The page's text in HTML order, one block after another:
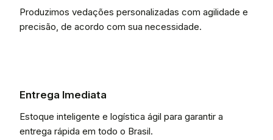
Produzimos vedações personalizadas com agilidade e
precisão, de acordo com sua necessidade.
Entrega Imediata
Estoque inteligente e logística ágil para garantir a
entrega rápida em todo o Brasil.